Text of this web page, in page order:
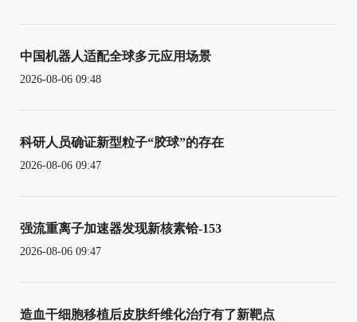
中国机器人适配全球多元应用场景
2026-08-06 09:48
科研人员确证新型粒子“胶球”的存在
2026-08-06 09:47
强流重离子加速器发现新核素铪-153
2026-08-06 09:47
造血干细胞移植后皮肤纤维化治疗有了新靶点